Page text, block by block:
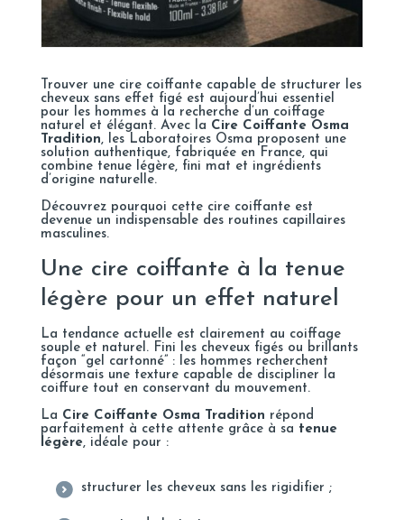
Trouver une cire coiffante capable de structurer les
cheveux sans effet figé est aujourd’hui essentiel
pour les hommes à la recherche d’un coiffage
naturel et élégant. Avec la Cire Coiffante Osma
Tradition, les Laboratoires Osma proposent une
solution authentique, fabriquée en France, qui
combine tenue légère, fini mat et ingrédients
d’origine naturelle.
Découvrez pourquoi cette cire coiffante est
devenue un indispensable des routines capillaires
masculines.
Une cire coiffante à la tenue
légère pour un effet naturel
La tendance actuelle est clairement au coiffage
souple et naturel. Fini les cheveux figés ou brillants
façon “gel cartonné” : les hommes recherchent
désormais une texture capable de discipliner la
coiffure tout en conservant du mouvement.
La Cire Coiffante Osma Tradition répond
parfaitement à cette attente grâce à sa tenue
légère, idéale pour :
structurer les cheveux sans les rigidifier ;